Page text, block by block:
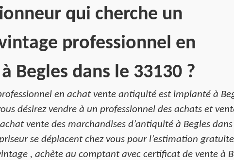
qui cherche un
professionnel en
Begles dans le 33130 ?
en achat vente antiquité est implanté à
désirez vendre à un professionnel des achats et
vente des marchandises d’antiquité à Begles
se déplacent chez vous pour l’estimation
, achète au comptant avec certificat de vente à